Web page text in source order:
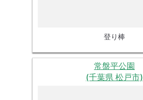
登り棒
常盤平公園
(千葉県 松戸市)